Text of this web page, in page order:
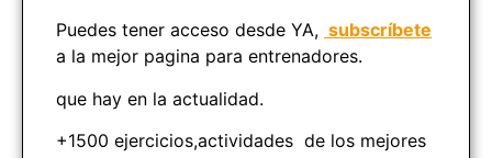
Puedes tener acceso desde YA, subscríbete
a la mejor pagina para entrenadores.
que hay en la actualidad.
+1500 ejercicios,actividades de los mejores